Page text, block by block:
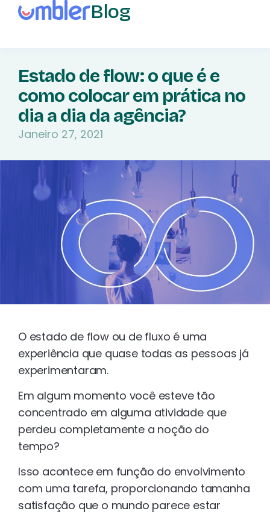
Blog
Estado de flow: o que é e
como colocar em prática no
dia a dia da agência?
Janeiro 27, 2021
O estado de flow ou de fluxo é uma
experiência que quase todas as pessoas já
experimentaram.
Em algum momento você esteve tão
concentrado em alguma atividade que
perdeu completamente a noção do
tempo?
Isso acontece em função do envolvimento
com uma tarefa, proporcionando tamanha
satisfação que o mundo parece estar